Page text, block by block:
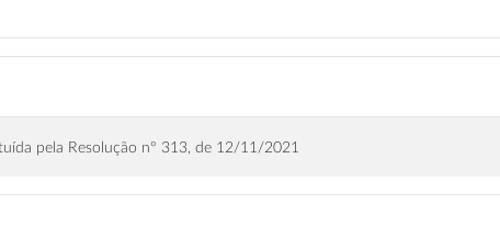
pela Resolução nº 313, de 12/11/2021